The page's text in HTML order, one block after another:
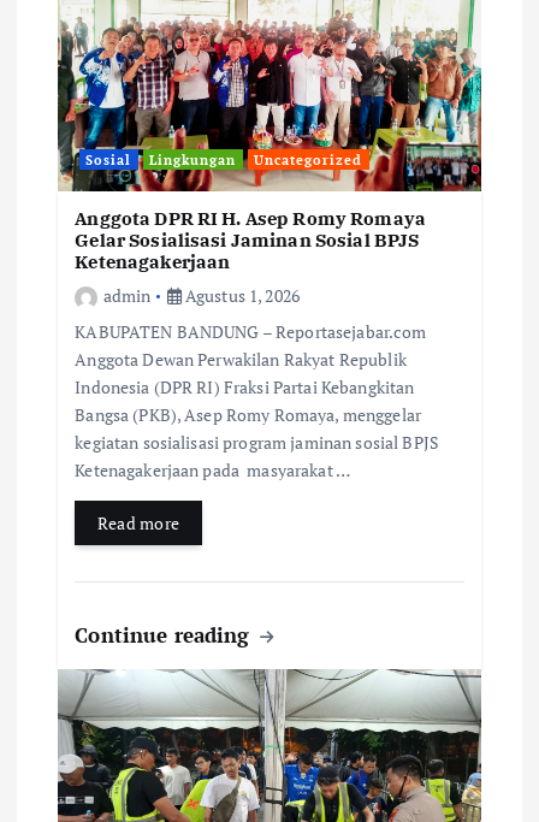
Sosial Lingkungan Uncategorized
Anggota DPR RI H. Asep Romy Romaya
Gelar Sosialisasi Jaminan Sosial BPJS
Ketenagakerjaan
admin
Agustus 1, 2026
KABUPATEN BANDUNG – Reportasejabar.com
Anggota Dewan Perwakilan Rakyat Republik
Indonesia (DPR RI) Fraksi Partai Kebangkitan
Bangsa (PKB), Asep Romy Romaya, menggelar
kegiatan sosialisasi program jaminan sosial BPJS
Ketenagakerjaan pada masyarakat …
Read more
Continue reading